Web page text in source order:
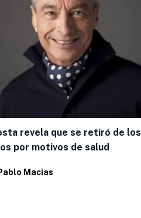
revela que se retiró de los
por motivos de salud
Macias